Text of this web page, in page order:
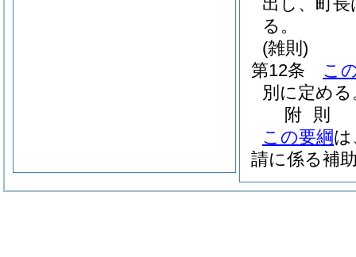
る。
(雑則)
第12条
こ
別に定める
附 則
この要綱は
請に係る補